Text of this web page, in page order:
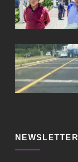
NEWSLETTER